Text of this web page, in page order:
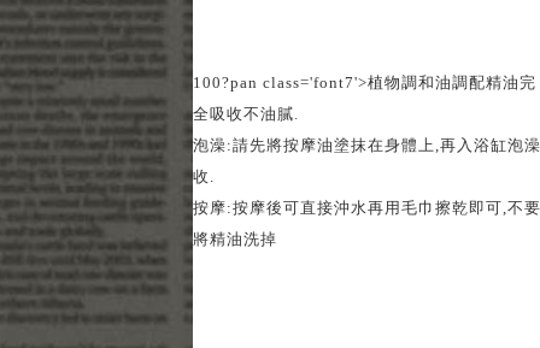
100?pan class='font7'>植物調和油調配精油完
全吸收不油膩.
泡澡:請先將按摩油塗抹在身體上,再入浴缸泡
收 .
按摩:按摩後可直接沖水再用毛巾擦乾即可,不
將精油洗掉